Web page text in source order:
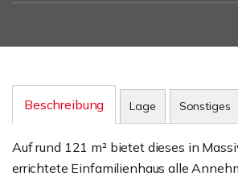
Beschreibung Lage Sonstiges
Auf rund 121 m² bietet dieses in
errichtete Einfamilienhaus alle